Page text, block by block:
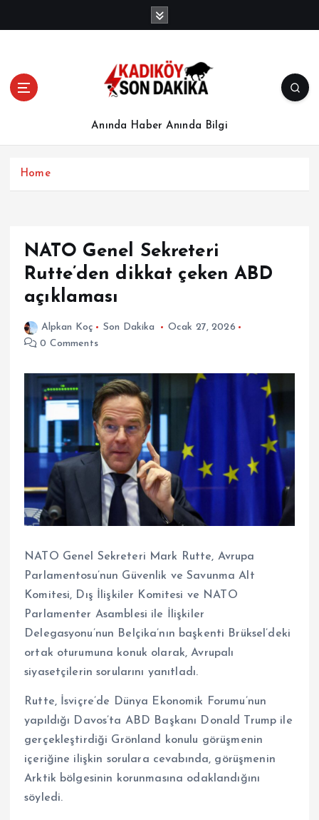
Anında Haber Anında Bilgi
Home
NATO Genel Sekreteri
Rutte’den dikkat çeken ABD
açıklaması
Alpkan Koç Son Dakika
Ocak 27, 2026
0 Comments
NATO Genel Sekreteri Mark Rutte, Avrupa
Parlamentosu’nun Güvenlik ve Savunma Alt
Komitesi, Dış İlişkiler Komitesi ve NATO
Parlamenter Asamblesi ile İlişkiler
Delegasyonu’nun Belçika’nın başkenti Brüksel’deki
ortak oturumuna konuk olarak, Avrupalı
siyasetçilerin sorularını yanıtladı.
Rutte, İsviçre’de Dünya Ekonomik Forumu’nun
yapıldığı Davos’ta ABD Başkanı Donald Trump ile
gerçekleştirdiği Grönland konulu görüşmenin
içeriğine ilişkin sorulara cevabında, görüşmenin
Arktik bölgesinin korunmasına odaklandığını
söyledi.